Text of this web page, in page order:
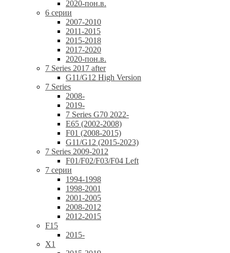
2020-пон.в.
6 серии
2007-2010
2011-2015
2015-2018
2017-2020
2020-пон.в.
7 Series 2017 after
G11/G12 High Version
7 Series
2008-
2019-
7 Series G70 2022-
E65 (2002-2008)
F01 (2008-2015)
G11/G12 (2015-2023)
7 Series 2009-2012
F01/F02/F03/F04 Left
7 серии
1994-1998
1998-2001
2001-2005
2008-2012
2012-2015
F15
2015-
X1